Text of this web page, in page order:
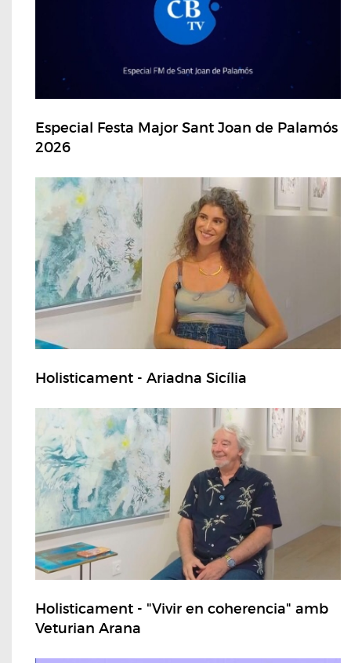
Especial Festa Major Sant Joan de Palamós
2026
Holisticament - Ariadna Sicília
Holisticament - "Vivir en coherencia" amb
Veturian Arana